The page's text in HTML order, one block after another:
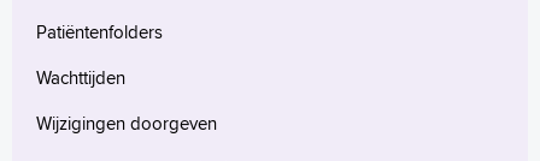
Patiëntenfolders
Wachttijden
Wijzigingen doorgeven